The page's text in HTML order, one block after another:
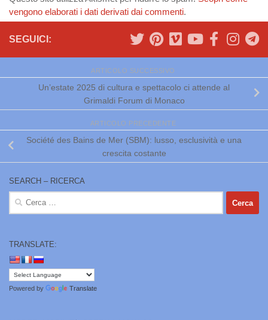
vengono elaborati i dati derivati dai commenti.
SEGUICI:
ARTICOLO SUCCESSIVO
Un’estate 2025 di cultura e spettacolo ci attende al
Grimaldi Forum di Monaco
ARTICOLO PRECEDENTE
Société des Bains de Mer (SBM): lusso, esclusività e una
crescita costante
SEARCH – RICERCA
Ricerca
per:
TRANSLATE:
Powered by Translate